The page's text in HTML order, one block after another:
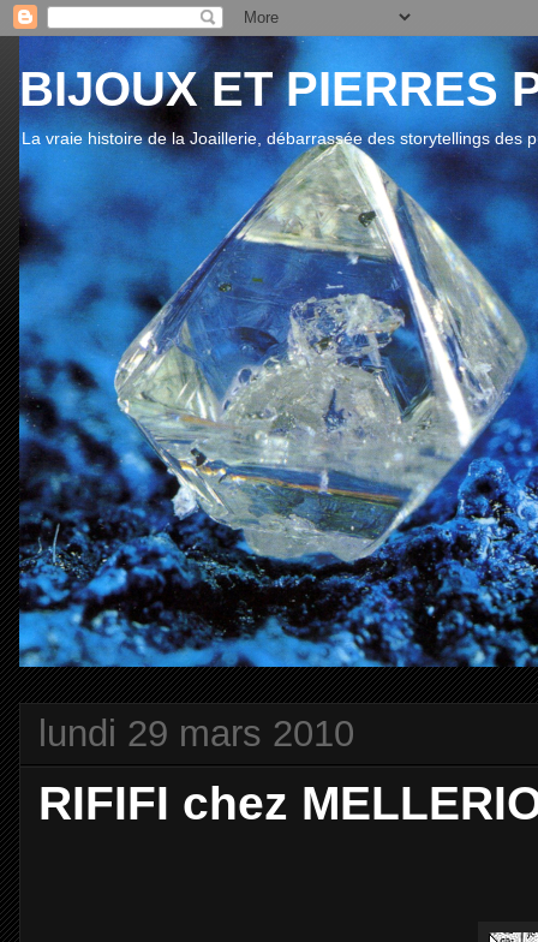
BIJOUX ET PIERRES
La vraie histoire de la Joaillerie, débarrassée des storytellings des
lundi 29 mars 2010
RIFIFI chez